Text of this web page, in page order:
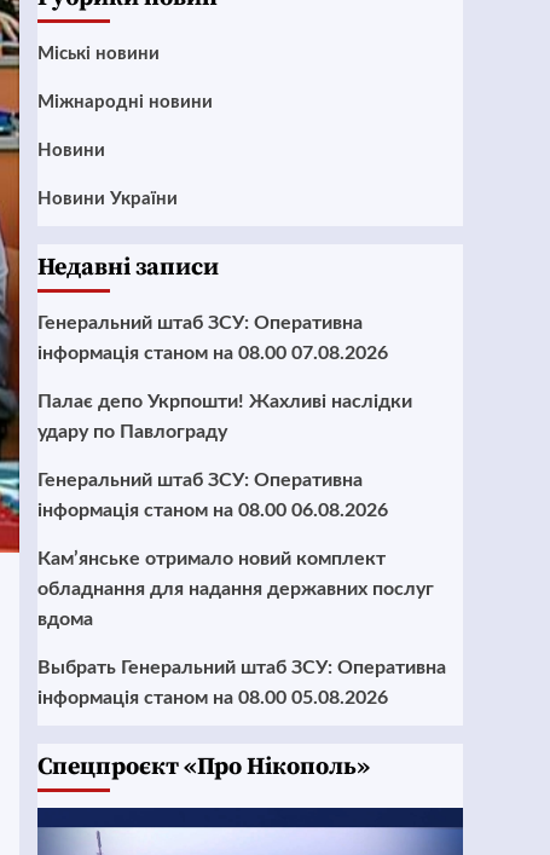
Mіські новини
Міжнародні новини
Новини
Новини України
Недавні записи
Генеральний штаб ЗСУ: Оперативна
інформація станом на 08.00 07.08.2026
Палає депо Укрпошти! Жахливі наслідки
удару по Павлограду
Генеральний штаб ЗСУ: Оперативна
інформація станом на 08.00 06.08.2026
Кам’янське отримало новий комплект
обладнання для надання державних послуг
вдома
Выбрать Генеральний штаб ЗСУ: Оперативна
інформація станом на 08.00 05.08.2026
Cпецпроєкт «Про Нікополь»